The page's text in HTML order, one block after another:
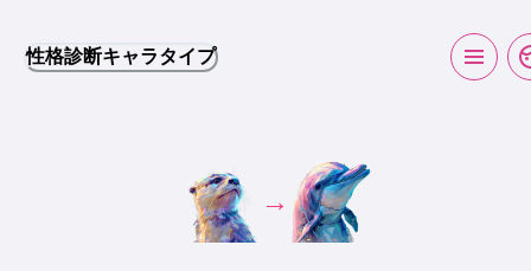
性格診断キャラタイプ
→